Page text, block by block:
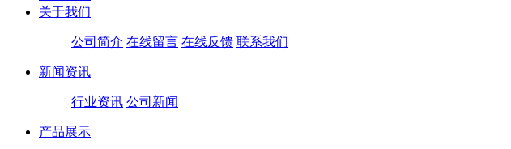
关于我们
公司简介 在线留言 在线反馈 联系我们
新闻资讯
行业资讯 公司新闻
产品展示